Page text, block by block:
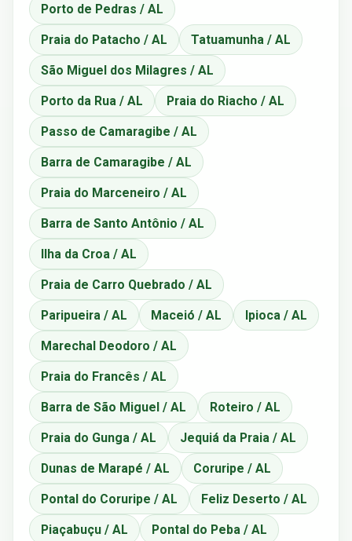
Porto de Pedras / AL
Praia do Patacho / AL Tatuamunha / AL
São Miguel dos Milagres / AL
Porto da Rua / AL Praia do Riacho / AL
Passo de Camaragibe / AL
Barra de Camaragibe / AL
Praia do Marceneiro / AL
Barra de Santo Antônio / AL
Ilha da Croa / AL
Praia de Carro Quebrado / AL
Paripueira / AL Maceió / AL Ipioca / AL
Marechal Deodoro / AL
Praia do Francês / AL
Barra de São Miguel / AL Roteiro / AL
Praia do Gunga / AL Jequiá da Praia / AL
Dunas de Marapé / AL Coruripe / AL
Pontal do Coruripe / AL Feliz Deserto / AL
Piaçabuçu / AL Pontal do Peba / AL